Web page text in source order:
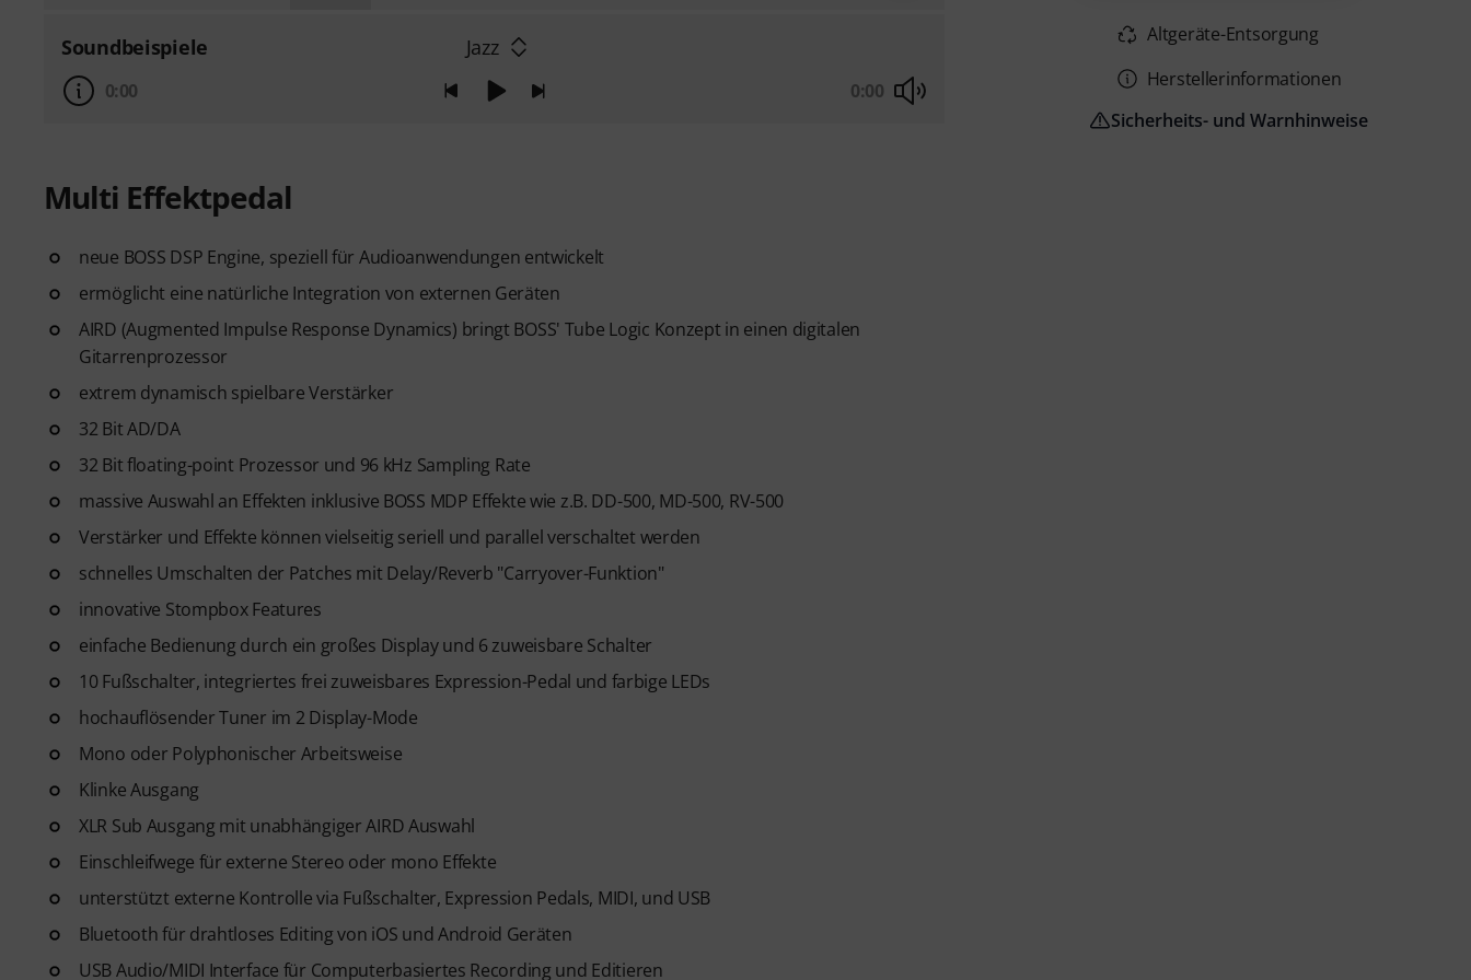
Soundbeispiele Jazz
0:00 0:00
Multi Effektpedal
neue BOSS DSP Engine, speziell für Audioanwendungen entwickelt
ermöglicht eine natürliche Integration von externen Geräten
AIRD (Augmented Impulse Response Dynamics) bringt BOSS' Tube Logic Konzept in einen digitalen
Gitarrenprozessor
extrem dynamisch spielbare Verstärker
32 Bit AD/DA
32 Bit floating-point Prozessor und 96 kHz Sampling Rate
massive Auswahl an Effekten inklusive BOSS MDP Effekte wie z.B. DD-500, MD-500, RV-500
Verstärker und Effekte können vielseitig seriell und parallel verschaltet werden
schnelles Umschalten der Patches mit Delay/Reverb "Carryover-Funktion"
innovative Stompbox Features
einfache Bedienung durch ein großes Display und 6 zuweisbare Schalter
10 Fußschalter, integriertes frei zuweisbares Expression-Pedal und farbige LEDs
hochauflösender Tuner im 2 Display-Mode
Mono oder Polyphonischer Arbeitsweise
Klinke Ausgang
XLR Sub Ausgang mit unabhängiger AIRD Auswahl
Einschleifwege für externe Stereo oder mono Effekte
unterstützt externe Kontrolle via Fußschalter, Expression Pedals, MIDI, und USB
Bluetooth für drahtloses Editing von iOS und Android Geräten
USB Audio/MIDI Interface für Computerbasiertes Recording und Editieren
Altgeräte-Entsorgung
Herstellerinformationen
Sicherheits- und Warnhinweise